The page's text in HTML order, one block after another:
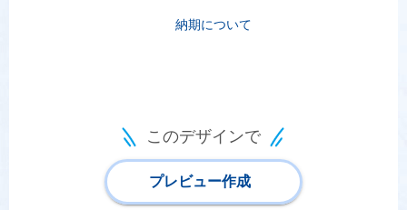
納期について
このデザインで
プレビュー作成